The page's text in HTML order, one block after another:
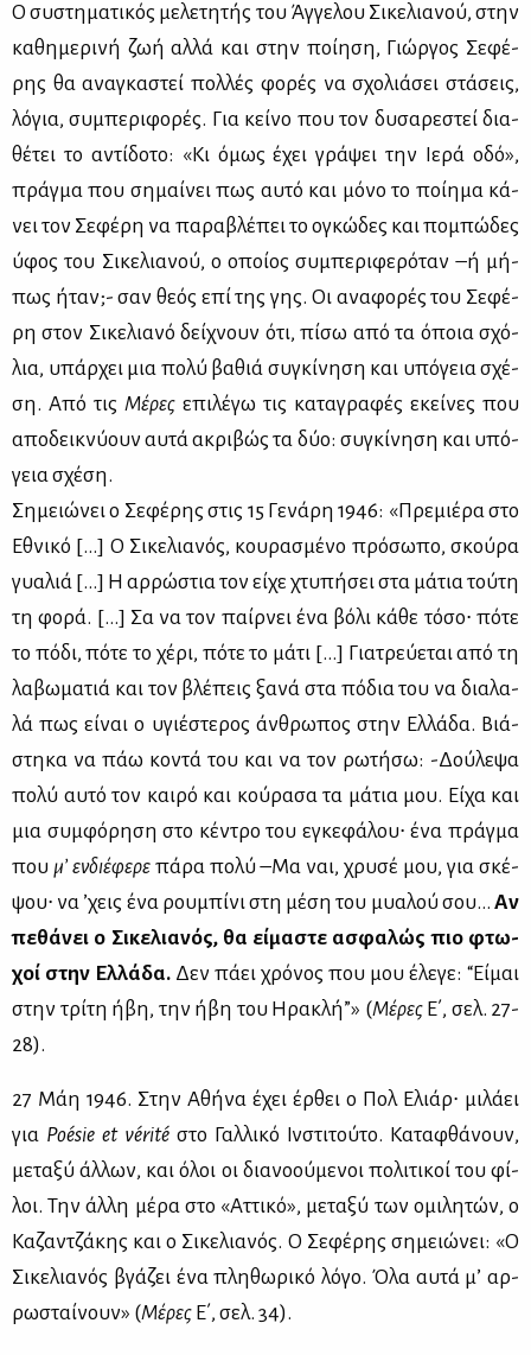
Ο συ­στη­μα­τι­κός με­λε­τη­τής του Άγ­γε­λου Σι­κε­λια­νού, στην
κα­θη­με­ρι­νή ζωή αλ­λά και στην ποί­η­ση, Γιώρ­γος Σε­φέ­
ρης θα ανα­γκα­στεί πολ­λές φο­ρές να σχο­λιά­σει στά­σεις,
λό­για, συ­μπε­ρι­φο­ρές. Για κεί­νο που τον δυ­σα­ρε­στεί δια­
θέ­τει το αντί­δο­το: «Κι όμως έχει γρά­ψει την Ιε­ρά οδό»,
πράγ­μα που ση­μαί­νει πως αυ­τό και μό­νο το ποί­η­μα κά­
νει τον Σε­φέ­ρη να πα­ρα­βλέ­πει το ογκώ­δες και πο­μπώ­δες
ύφος του Σι­κε­λια­νού, ο οποί­ος συ­μπε­ρι­φε­ρό­ταν –ή μή­
πως ήταν;- σαν θε­ός επί της γης. Οι ανα­φο­ρές του Σε­φέ­
ρη στον Σι­κε­λια­νό δεί­χνουν ότι, πί­σω από τα όποια σχό­
λια, υπάρ­χει μια πο­λύ βα­θιά συ­γκί­νη­ση και υπό­γεια σχέ­
ση. Από τις Μέ­ρες επι­λέ­γω τις κα­τα­γρα­φές εκεί­νες που
απο­δει­κνύ­ουν αυ­τά ακρι­βώς τα δύο: συ­γκί­νη­ση και υπό­
γεια σχέ­ση.
Ση­μειώ­νει ο Σε­φέ­ρης στις 15 Γε­νά­ρη 1946: «Πρε­μιέ­ρα στο
Εθνι­κό [...] Ο Σι­κε­λια­νός, κου­ρα­σμέ­νο πρό­σω­πο, σκού­ρα
γυα­λιά [...] Η αρ­ρώ­στια τον εί­χε χτυ­πή­σει στα μά­τια τού­τη
τη φο­ρά. [...] Σα να τον παίρ­νει ένα βό­λι κά­θε τό­σο∙ πό­τε
το πό­δι, πό­τε το χέ­ρι, πό­τε το μά­τι [...] Για­τρεύ­ε­ται από τη
λα­βω­μα­τιά και τον βλέ­πεις ξα­νά στα πό­δια του να δια­λα­
λά πως εί­ναι ο υγιέ­στε­ρος άν­θρω­πος στην Ελ­λά­δα. Βιά­
στη­κα να πάω κο­ντά του και να τον ρω­τή­σω: -Δού­λε­ψα
πο­λύ αυ­τό τον και­ρό και κού­ρα­σα τα μά­τια μου. Εί­χα και
μια συμ­φό­ρη­ση στο κέ­ντρο του εγκε­φά­λου∙ ένα πράγ­μα
που μ’ εν­διέ­φε­ρε πά­ρα πο­λύ –Μα ναι, χρυ­σέ μου, για σκέ­
ψου∙ να ’χεις ένα ρου­μπί­νι στη μέ­ση του μυα­λού σου… Αν
πε­θά­νει ο Σι­κε­λια­νός, θα εί­μα­στε ασφα­λώς πιο φτω­
χοί στην Ελ­λά­δα. Δεν πά­ει χρό­νος που μου έλε­γε: “Εί­μαι
στην τρί­τη ήβη, την ήβη του Ηρα­κλή”» (Μέ­ρεςΕ΄, σελ. 27-
28).
27 Μάη 1946. Στην Αθή­να έχει έρ­θει ο Πολ Ελιάρ∙ μι­λά­ει
για Poésie et vérité στο Γαλ­λι­κό Ιν­στι­τού­το. Κα­τα­φθά­νουν,
με­τα­ξύ άλ­λων, και όλοι οι δια­νο­ού­με­νοι πο­λι­τι­κοί του φί­
λοι. Την άλ­λη μέ­ρα στο «Ατ­τι­κό», με­τα­ξύ των ομι­λη­τών, ο
Κα­ζαν­τζά­κης και ο Σι­κε­λια­νός. Ο Σε­φέ­ρης ση­μειώ­νει: «Ο
Σι­κε­λια­νός βγά­ζει ένα πλη­θω­ρι­κό λό­γο. Όλα αυ­τά μ’ αρ­
ρω­σταί­νουν» (Μέ­ρες Ε΄, σελ. 34).